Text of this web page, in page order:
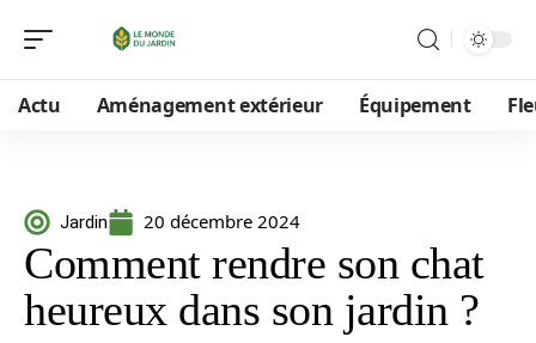
Actu Aménagement extérieur Équipement
Jardin 20 décembre 2024
Comment rendre son chat
heureux dans son jardin ?